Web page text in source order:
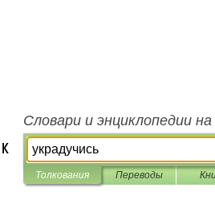
Словари и энциклопедии
Толкования Переводы